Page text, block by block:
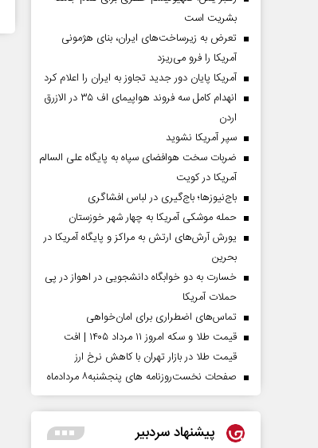
بشریت است
تعرض به زیرساخت‌های ایران، بنای هژمونی
آمریکا را فرو می‌ریزد
آمریکا پایان دور جدید تجاوز به ایران را اعلام کرد
انهدام کامل سه فروند هواپیمای اف ۳۵ در الازرق
اردن
سپر آمریکا نشوید
ضربات سخت هوافضای سپاه به پایگاه علی السالم
آمریکا در کویت
باج‌نیوزها؛ باج‌گیری در لباس افشاگری
حمله موشکی آمریکا به چهار شهر خوزستان
یورش آرش‌های ارتش به مراکز و پایگاه‌ آمریکا در
بحرین
خسارت به دو خوابگاه دانشجویی در اهواز در پی
حملات آمریکا
تماس‌های اضطراری برای امان‌‌خواهی
قیمت طلا و سکه امروز ۱۱ مرداد ۱۴۰۵ | افت
قیمت طلا در بازار تهران با کاهش نرخ ارز
صفحات نخست‌روزنامه ها‌ی پنجشنبه‌۸ مردادماه
پیشنهاد سردبیر